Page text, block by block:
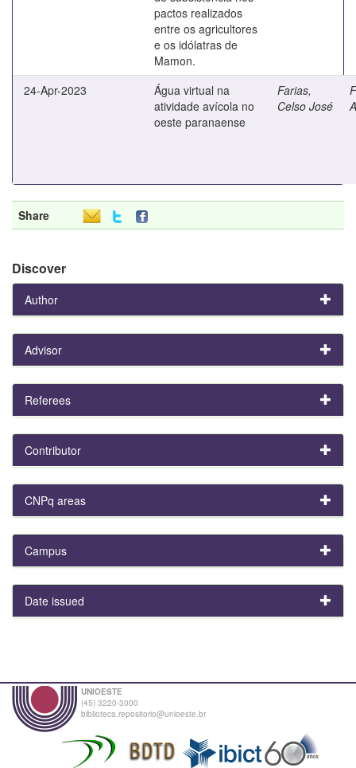
pactos realizados
entre os agricultores
e os idólatras de
Mamon.
24-Apr-2023
Água virtual na
atividade avícola no
oeste paranaense
Farias,
Celso José
Share
Discover
Author
Advisor
Referees
Contributor
CNPq areas
Campus
Date issued
UNIOESTE
(45) 3220-3000
biblioteca.repositorio@unioeste.br